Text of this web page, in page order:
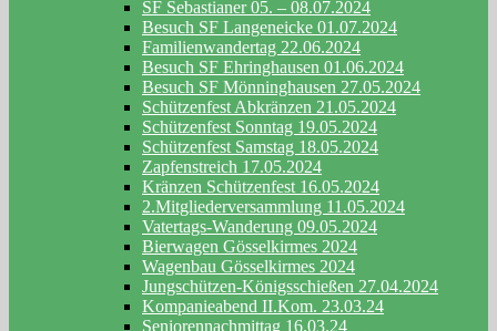
SF Sebastianer 05. – 08.07.2024
Besuch SF Langeneicke 01.07.2024
Familienwandertag 22.06.2024
Besuch SF Ehringhausen 01.06.2024
Besuch SF Mönninghausen 27.05.2024
Schützenfest Abkränzen 21.05.2024
Schützenfest Sonntag 19.05.2024
Schützenfest Samstag 18.05.2024
Zapfenstreich 17.05.2024
Kränzen Schützenfest 16.05.2024
2.Mitgliederversammlung 11.05.2024
Vatertags-Wanderung 09.05.2024
Bierwagen Gösselkirmes 2024
Wagenbau Gösselkirmes 2024
Jungschützen-Königsschießen 27.04.2024
Kompanieabend II.Kom. 23.03.24
Seniorennachmittag 16.03.24